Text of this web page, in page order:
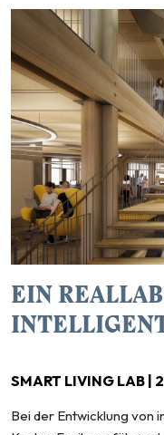
EIN
SMART LIVING LAB |
Bei der Entwicklung von